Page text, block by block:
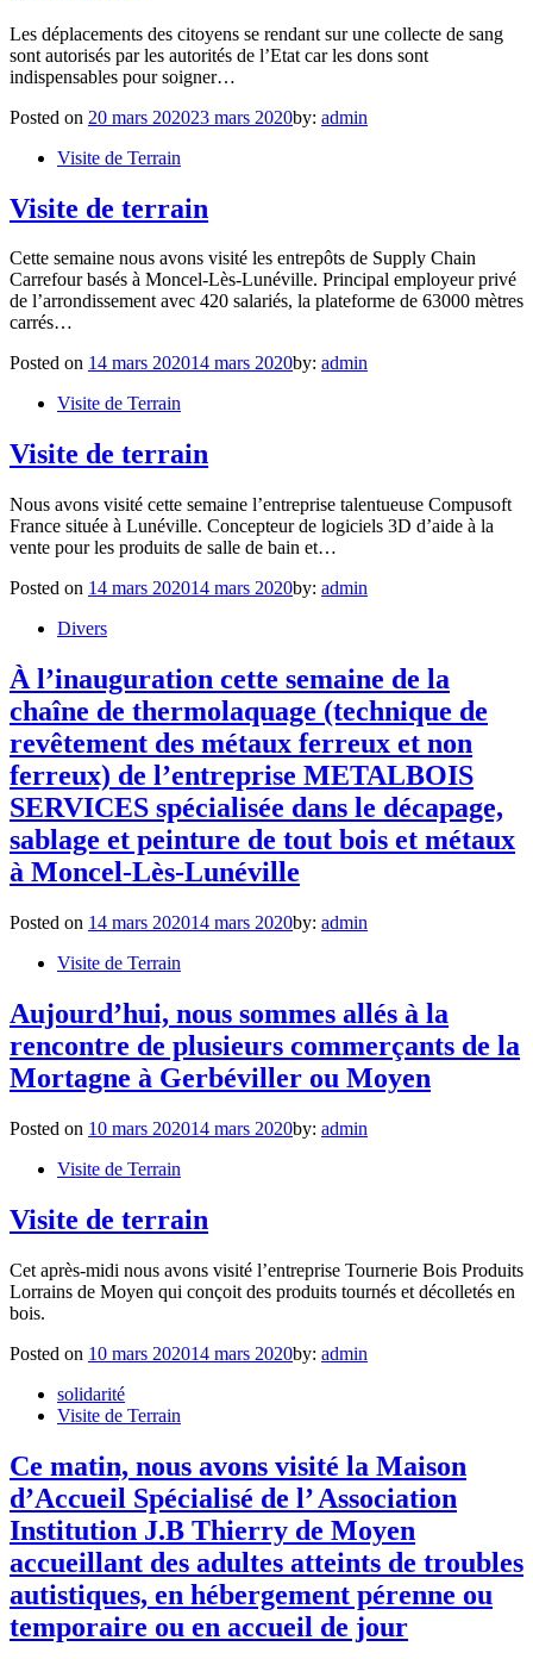
Les déplacements des citoyens se rendant sur une collecte de sang
sont autorisés par les autorités de l’Etat car les dons sont
indispensables pour soigner…
Posted on 20 mars 202023 mars 2020by: admin
Visite de Terrain
Visite de terrain
Cette semaine nous avons visité les entrepôts de Supply Chain
Carrefour basés à Moncel-Lès-Lunéville. Principal employeur privé
de l’arrondissement avec 420 salariés, la plateforme de 63000 mètres
carrés…
Posted on 14 mars 202014 mars 2020by: admin
Visite de Terrain
Visite de terrain
Nous avons visité cette semaine l’entreprise talentueuse Compusoft
France située à Lunéville. Concepteur de logiciels 3D d’aide à la
vente pour les produits de salle de bain et…
Posted on 14 mars 202014 mars 2020by: admin
Divers
À l’inauguration cette semaine de la
chaîne de thermolaquage (technique de
revêtement des métaux ferreux et non
ferreux) de l’entreprise METALBOIS
SERVICES spécialisée dans le décapage,
sablage et peinture de tout bois et métaux
à Moncel-Lès-Lunéville
Posted on 14 mars 202014 mars 2020by: admin
Visite de Terrain
Aujourd’hui, nous sommes allés à la
rencontre de plusieurs commerçants de la
Mortagne à Gerbéviller ou Moyen
Posted on 10 mars 202014 mars 2020by: admin
Visite de Terrain
Visite de terrain
Cet après-midi nous avons visité l’entreprise Tournerie Bois Produits
Lorrains de Moyen qui conçoit des produits tournés et décolletés en
bois.
Posted on 10 mars 202014 mars 2020by: admin
solidarité
Visite de Terrain
Ce matin, nous avons visité la Maison
d’Accueil Spécialisé de l’ Association
Institution J.B Thierry de Moyen
accueillant des adultes atteints de troubles
autistiques, en hébergement pérenne ou
temporaire ou en accueil de jour